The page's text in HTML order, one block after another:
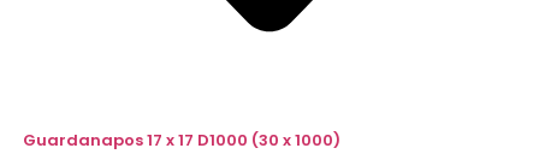
Guardanapos 17 x 17 D1000 (30 x 1000)